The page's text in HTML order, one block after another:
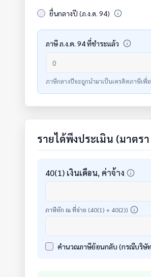
ยื่นกลางปี (ภ.ง.ด. 94)
ภาษี ภ.ง.ด. 94 ที่ชำระแล้ว
ภาษีกลางปีจะถูกนำมาเป็นเครดิตภาษีเ
รายได้พึงประเมิน (มาตร
40(1) เงินเดือน, ค่าจ้าง
ภาษีหัก ณ ที่จ่าย (40(1) + 40(2))
คำนวณภาษีย้อนกลับ (กรณีบริษั